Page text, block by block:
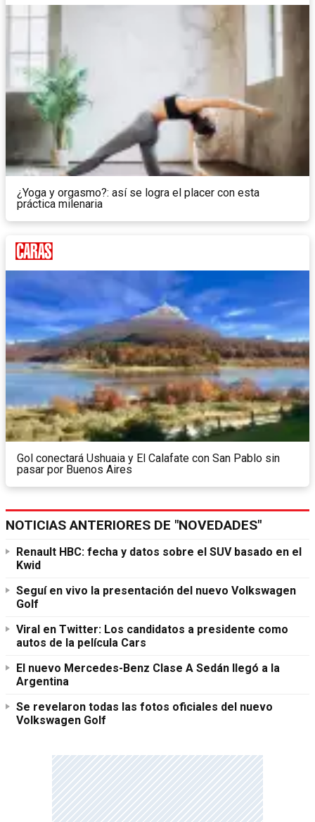
¿Yoga y orgasmo?: así se logra el placer con esta
práctica milenaria
Gol conectará Ushuaia y El Calafate con San Pablo sin
pasar por Buenos Aires
NOTICIAS ANTERIORES DE "NOVEDADES"
Renault HBC: fecha y datos sobre el SUV basado en el
Kwid
Seguí en vivo la presentación del nuevo Volkswagen
Golf
Viral en Twitter: Los candidatos a presidente como
autos de la película Cars
El nuevo Mercedes-Benz Clase A Sedán llegó a la
Argentina
Se revelaron todas las fotos oficiales del nuevo
Volkswagen Golf